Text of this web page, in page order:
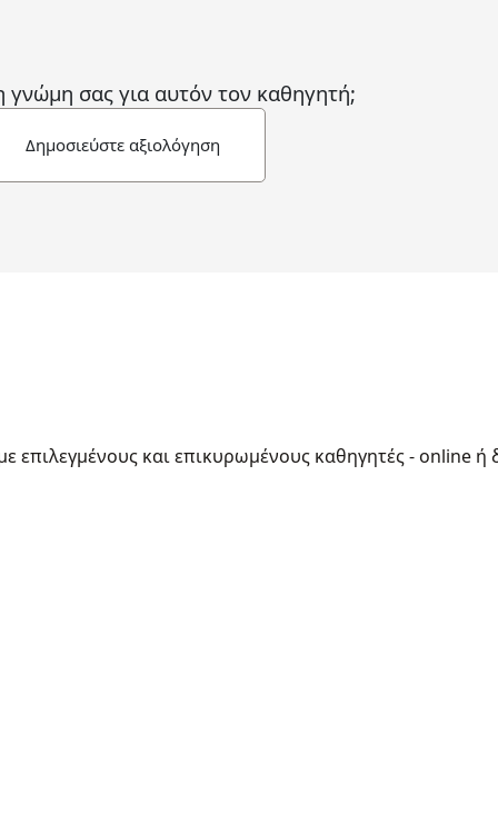
γνώμη σας για αυτόν τον καθηγητή;
Δημοσιεύστε αξιολόγηση
επιλεγμένους και επικυρωμένους καθηγητές - online ή